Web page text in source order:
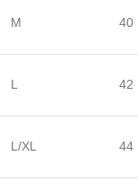
M 40
L 42
L/XL 44